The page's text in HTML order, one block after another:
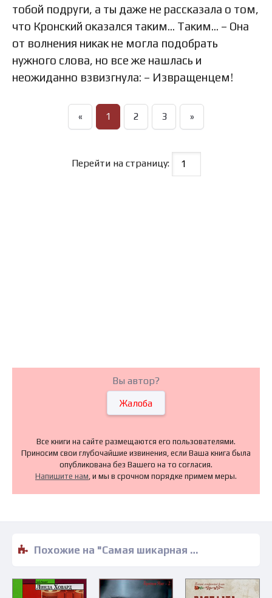
тобой подруги, а ты даже не рассказала о том,
что Кронский оказался таким… Таким… – Она
от волнения никак не могла подобрать
нужного слова, но все же нашлась и
неожиданно взвизгнула: – Извращенцем!
« 1 2 3 »
Перейти на страницу:
Вы автор?
Жалоба
Все книги на сайте размещаются его пользователями.
Приносим свои глубочайшие извинения, если Ваша книга была
опубликована без Вашего на то согласия.
Напишите нам, и мы в срочном порядке примем меры.
Похожие на "Самая шикарная свадьба - Анна Богданова" книги читать бесплатно полные версии